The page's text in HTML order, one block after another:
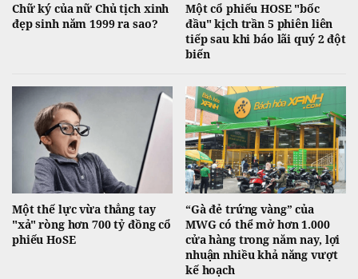
Chữ ký của nữ Chủ tịch xinh
đẹp sinh năm 1999 ra sao?
Một cổ phiếu HOSE "bốc
đầu" kịch trần 5 phiên liên
tiếp sau khi báo lãi quý 2 đột
biến
Một thế lực vừa thẳng tay
"xả" ròng hơn 700 tỷ đồng cổ
phiếu HoSE
“Gà đẻ trứng vàng” của
MWG có thể mở hơn 1.000
cửa hàng trong năm nay, lợi
nhuận nhiều khả năng vượt
kế hoạch